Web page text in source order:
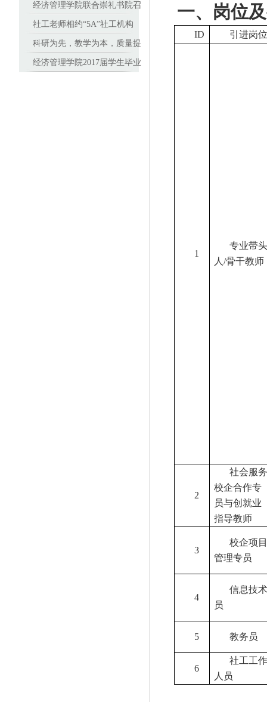
研沙龙
大赛中国地区选拔赛中折桂
经济管理学院联合崇礼书院召
开教师座谈会
社工老师相约“5A”社工机构
——走访专业深度实践课程合
作单位
科研为先，教学为本，质量提
升 ——高职院校里的教科研沙
经济管理学院2017届学生毕业
一、岗位
ID 引进岗
1
专业带
人/骨干教师
2
社会服
校企合作专
员与创就业
指导教师
3
校企项
管理专员
4
信息技
员
5 教务员
6
社工工
人员